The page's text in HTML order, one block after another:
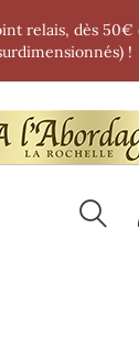
relais, dès 50€
!